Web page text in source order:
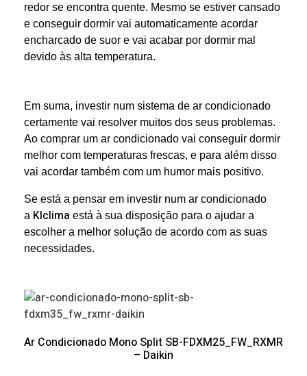
redor se encontra quente. Mesmo se estiver cansado
e conseguir dormir vai automaticamente acordar
encharcado de suor e vai acabar por dormir mal
devido às alta temperatura.
Em suma, investir num sistema de ar condicionado
certamente vai resolver muitos dos seus problemas.
Ao comprar um ar condicionado vai conseguir dormir
melhor com temperaturas frescas, e para além disso
vai acordar também com um humor mais positivo.
Se está a pensar em investir num ar condicionado
a Klclima está à sua disposição para o ajudar a
escolher a melhor solução de acordo com as suas
necessidades.
Ar Condicionado Mono Split SB-FDXM25_FW_RXMR
– Daikin